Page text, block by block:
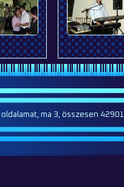
ma 3, összesen